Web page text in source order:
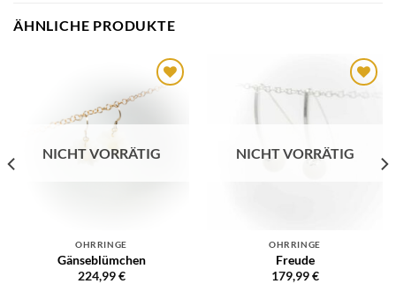
ÄHNLICHE PRODUKTE
Auf die
NICHT VORRÄTIG
OHRRINGE
Gänseblümchen
224,99€
Auf die
NICHT VORRÄTIG
OHRRINGE
Freude
179,99€